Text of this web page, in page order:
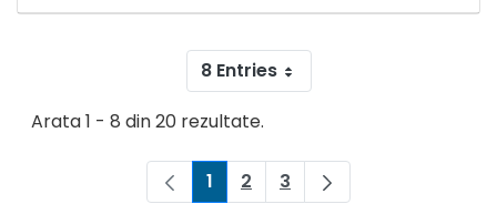
8 Entries
Arata 1 - 8 din 20 rezultate.
Pagina
1 Pagina
2 Pagina
3